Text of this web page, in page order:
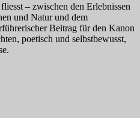
– zwischen den Erlebnissen
und Natur und dem
Beitrag für den Kanon
poetisch und selbstbewusst,